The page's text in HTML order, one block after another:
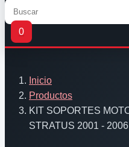
0
Inicio
Productos
KIT SOPORTES
STRATUS 2001 - 2006